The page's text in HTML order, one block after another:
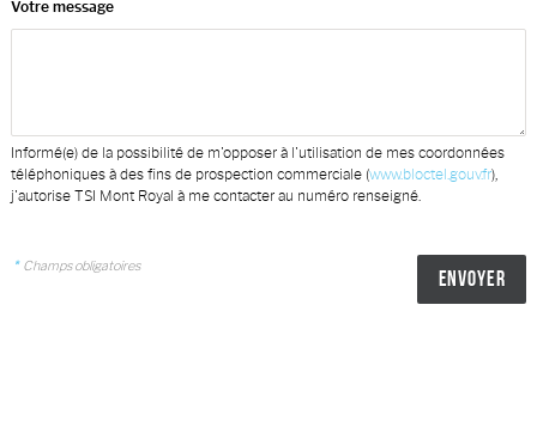
Votre message
Informé(e) de la possibilité de m'opposer à l'utilisation de mes coordonnées
téléphoniques à des fins de prospection commerciale (www.bloctel.gouv.fr),
j'autorise TSI Mont Royal à me contacter au numéro renseigné.
* Champs obligatoires